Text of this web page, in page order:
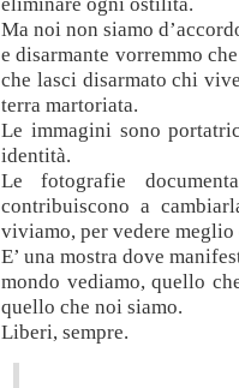
Ma noi non siamo
e disarmante vorremmo
che lasci disarmato chi
terra martoriata.
Le immagini sono
identità.
Le fotografie
contribuiscono a
viviamo, per vedere
E’ una mostra dove
mondo vediamo, quello
quello che noi siamo.
Liberi, sempre.